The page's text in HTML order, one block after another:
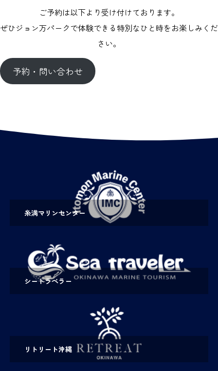
ご予約は以下より受け付けております。
ぜひジョン万パークで体験できる特別なひと時をお楽しみくだ
さい。
予約・問い合わせ
糸満マリンセンター
シートラベラー
リトリート沖縄